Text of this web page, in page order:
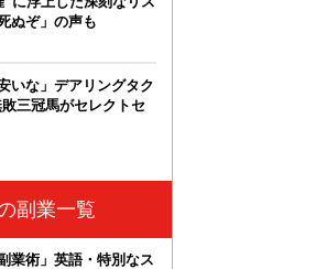
ぬぞ」の声も
いな」デアリングタク
三冠馬がセレクトセ
副業一覧
業術」英語・特別なス